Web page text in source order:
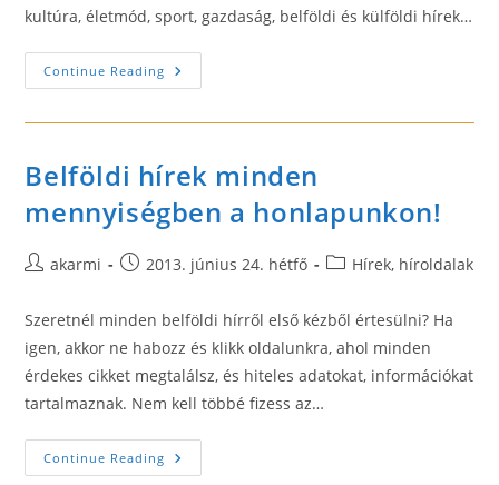
kultúra, életmód, sport, gazdaság, belföldi és külföldi hírek…
Continue Reading Friss
Hírek
Belföldi hírek minden
mennyiségben a honlapunkon!
Postakarmi
Post2013. június 24. hétfő
PostHírek, híroldalak
Szeretnél minden belföldi hírről első kézből értesülni? Ha
igen, akkor ne habozz és klikk oldalunkra, ahol minden
érdekes cikket megtalálsz, és hiteles adatokat, információkat
tartalmaznak. Nem kell többé fizess az…
Continue Reading Belföldi
Hírek